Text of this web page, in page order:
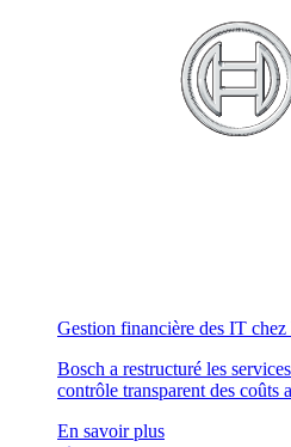
Gestion financière des IT chez
Bosch a restructuré les
contrôle transparent des coûts
En savoir plus